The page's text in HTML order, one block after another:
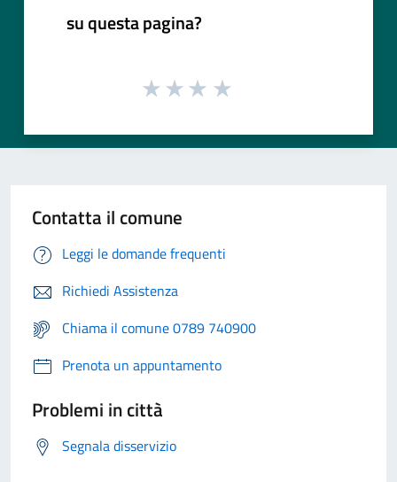
su questa pagina?
Contatta il comune
Leggi le domande frequenti
Richiedi Assistenza
Chiama il comune 0789 740900
Prenota un appuntamento
Problemi in città
Segnala disservizio